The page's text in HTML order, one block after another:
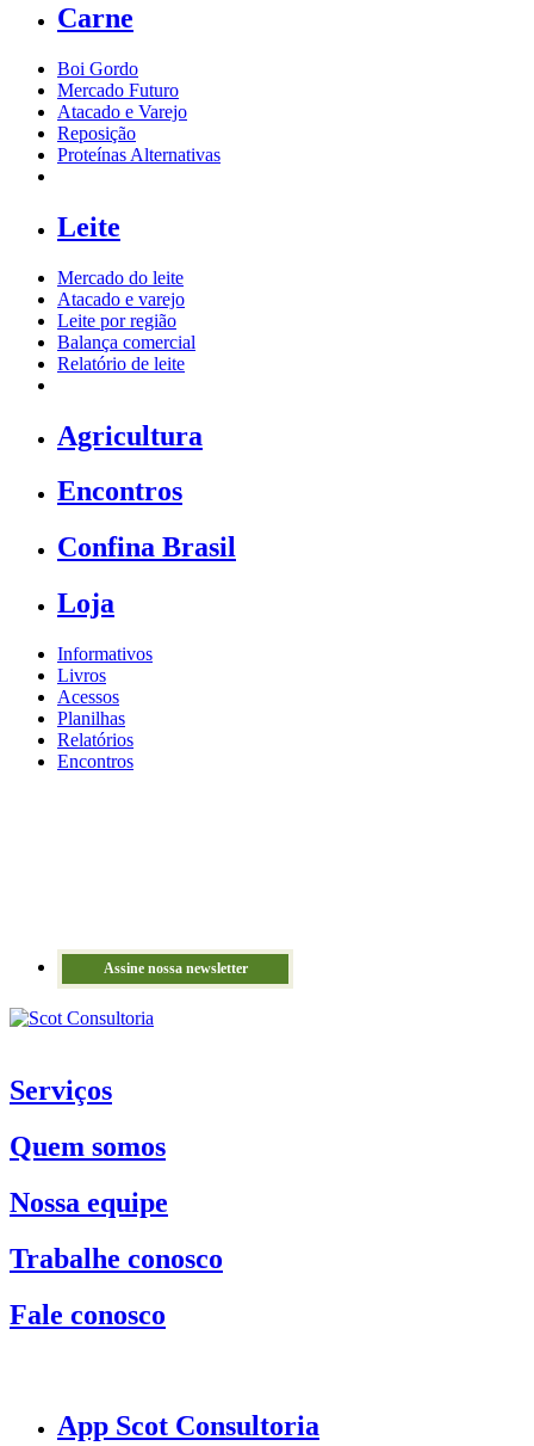
Carne
Boi Gordo
Mercado Futuro
Atacado e Varejo
Reposição
Proteínas Alternativas
Leite
Mercado do leite
Atacado e varejo
Leite por região
Balança comercial
Relatório de leite
Agricultura
Encontros
Confina Brasil
Loja
Informativos
Livros
Acessos
Planilhas
Relatórios
Encontros
Assine nossa newsletter
Serviços
Quem somos
Nossa equipe
Trabalhe conosco
Fale conosco
App Scot Consultoria